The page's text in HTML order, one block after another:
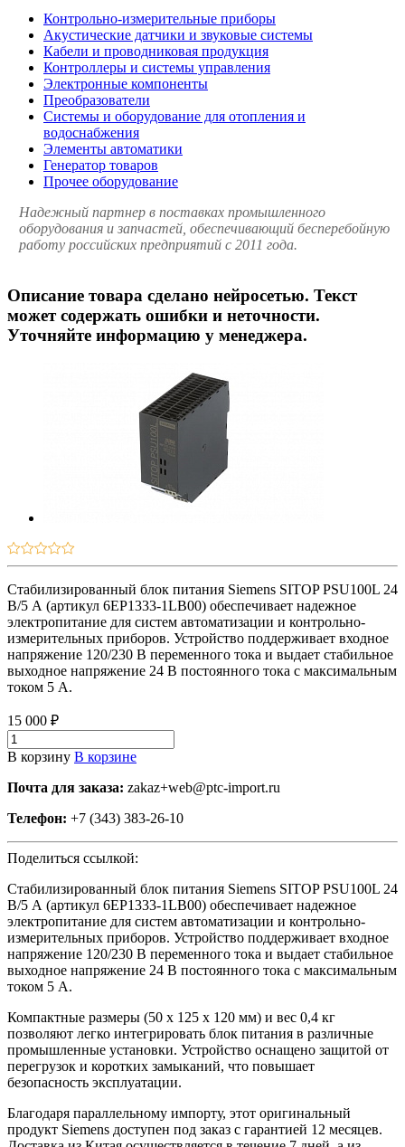
Контрольно-измерительные приборы
Акустические датчики и звуковые системы
Кабели и проводниковая продукция
Контроллеры и системы управления
Электронные компоненты
Преобразователи
Системы и оборудование для отопления и
водоснабжения
Элементы автоматики
Генератор товаров
Прочее оборудование
Надежный партнер в поставках промышленного
оборудования и запчастей, обеспечивающий бесперебойную
работу российских предприятий с 2011 года.
Описание товара сделано нейросетью. Текст
может содержать ошибки и неточности.
Уточняйте информацию у менеджера.
Стабилизированный блок питания Siemens SITOP PSU100L 24
В/5 А (артикул 6EP1333-1LB00) обеспечивает надежное
электропитание для систем автоматизации и контрольно-
измерительных приборов. Устройство поддерживает входное
напряжение 120/230 В переменного тока и выдает стабильное
выходное напряжение 24 В постоянного тока с максимальным
током 5 А.
15 000 ₽
В корзину В корзине
Почта для заказа: zakaz+web@ptc-import.ru
Телефон: +7 (343) 383-26-10
Поделиться ссылкой:
Стабилизированный блок питания Siemens SITOP PSU100L 24
В/5 А (артикул 6EP1333-1LB00) обеспечивает надежное
электропитание для систем автоматизации и контрольно-
измерительных приборов. Устройство поддерживает входное
напряжение 120/230 В переменного тока и выдает стабильное
выходное напряжение 24 В постоянного тока с максимальным
током 5 А.
Компактные размеры (50 x 125 x 120 мм) и вес 0,4 кг
позволяют легко интегрировать блок питания в различные
промышленные установки. Устройство оснащено защитой от
перегрузок и коротких замыканий, что повышает
безопасность эксплуатации.
Благодаря параллельному импорту, этот оригинальный
продукт Siemens доступен под заказ с гарантией 12 месяцев.